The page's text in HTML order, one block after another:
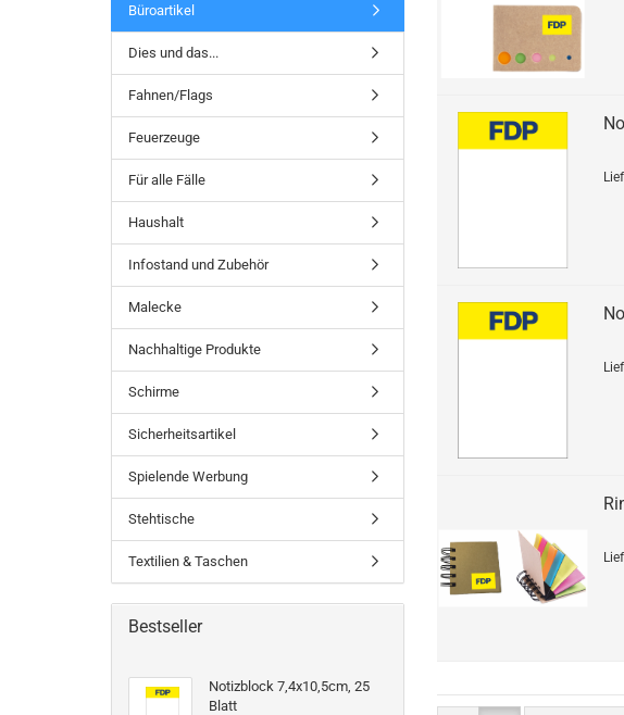
Büroartikel
Dies und das...
Fahnen/Flags
Feuerzeuge
Für alle Fälle
Haushalt
Infostand und Zubehör
Malecke
Nachhaltige Produkte
Schirme
Sicherheitsartikel
Spielende Werbung
Stehtische
Textilien & Taschen
Bestseller
Notizblock 7,4x10,5cm, 25
Blatt